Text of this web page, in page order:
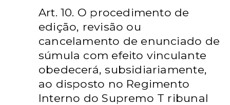
Art. 10. O procedimento de
edição, revisão ou
cancelamento de enunciado de
súmula com efeito vinculante
obedecerá, subsidiariamente,
ao disposto no Regimento
Interno do Supremo T ribunal